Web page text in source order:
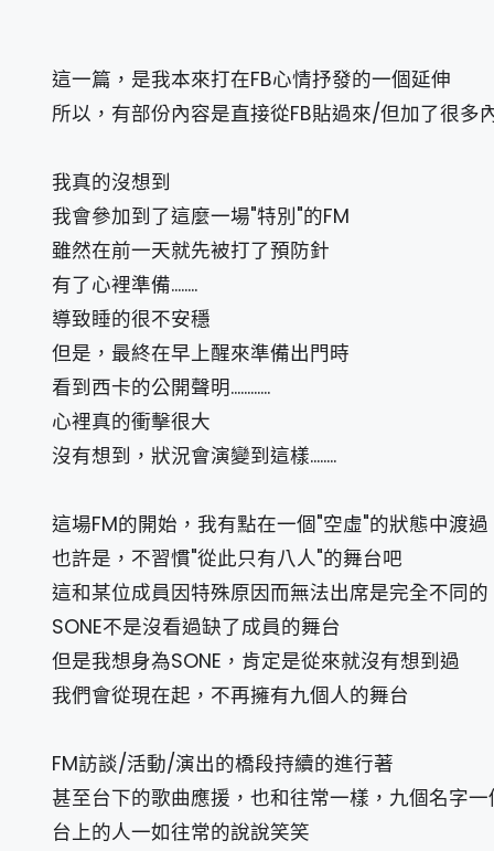
這一篇，是我本來打在FB心情抒發的一個延伸
所以，有部份內容是直接從FB貼過來/但加了很多
我真的沒想到
我會參加到了這麼一場"特別"的FM
雖然在前一天就先被打了預防針
有了心裡準備........
導致睡的很不安穩
但是，最終在早上醒來準備出門時
看到西卡的公開聲明............
心裡真的衝擊很大
沒有想到，狀況會演變到這樣........
這場FM的開始，我有點在一個"空虛"的狀態中渡過
也許是，不習慣"從此只有八人"的舞台吧
這和某位成員因特殊原因而無法出席是完全不同的
SONE不是沒看過缺了成員的舞台
但是我想身為SONE，肯定是從來就沒有想到過
我們會從現在起，不再擁有九個人的舞台
FM訪談/活動/演出的橋段持續的進行著
甚至台下的歌曲應援，也和往常一樣，九個名字
台上的人一如往常的說說笑笑